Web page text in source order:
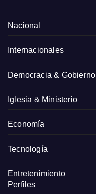
Nacional
Internacionales
Democracia & Gobierno
Iglesia & Ministerio
Economía
Tecnología
Entretenimiento
Perfiles